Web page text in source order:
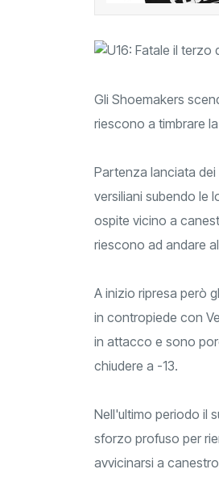
Gli Shoemakers
riescono a timbrare
Partenza lanciata
versiliani subendo le
ospite vicino a
riescono ad andare
A inizio ripresa però
in contropiede con
in attacco e sono
chiudere a -13.
Nell'ultimo periodo il
sforzo profuso per
avvicinarsi a